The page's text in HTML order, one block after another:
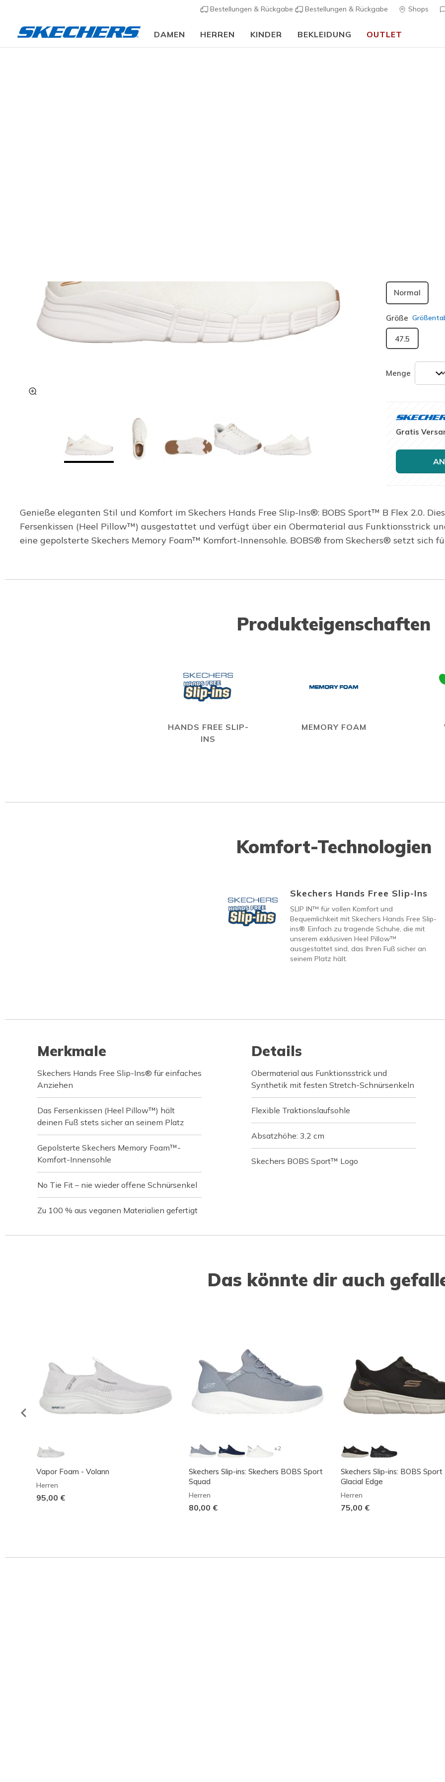
Bestellungen & Rückgabe Bestellungen & Rückgabe Shops
DAMEN HERREN KINDER BEKLEIDUNG OUTLET
Normal
Größe
47.5
Menge
Gratis
Genieße eleganten Stil und Komfort im Skechers Hands Free Slip-Ins®: BOBS Sport™ B Flex 2.0.
Fersenkissen (Heel Pillow™) ausgestattet und verfügt über ein Obermaterial aus Funktionsstrick
eine gepolsterte Skechers Memory Foam™ Komfort-Innensohle. BOBS® from Skechers® setzt sich
Produkteigenschaften
HANDS FREE SLIP-
INS
MEMORY FOAM
Komfort-Technologien
Skechers Hands Free Slip-Ins
SLIP IN™ für vollen Komfort und
Bequemlichkeit mit Skechers Hands Free Slip-
ins®. Einfach zu tragende Schuhe, die mit
unserem exklusiven Heel Pillow™
ausgestattet sind, das Ihren Fuß sicher an
seinem Platz hält.
Merkmale
Skechers Hands Free Slip-Ins® für einfaches
Anziehen
Das Fersenkissen (Heel Pillow™) hält
deinen Fuß stets sicher an seinem Platz
Gepolsterte Skechers Memory Foam™-
Komfort-Innensohle
No Tie Fit – nie wieder offene Schnürsenkel
Zu 100 % aus veganen Materialien gefertigt
Details
Obermaterial aus Funktionsstrick und
Synthetik mit festen Stretch-Schnürsenkeln
Flexible Traktionslaufsohle
Absatzhöhe: 3,2 cm
Skechers BOBS Sport™ Logo
Das könnte dir auch
Vapor Foam - Volann
Herren
95,00 €
+2
Skechers Slip-ins: Skechers BOBS Sport
Squad
Herren
80,00 €
Skechers Slip-ins: BOBS
Glacial Edge
Herren
75,00 €